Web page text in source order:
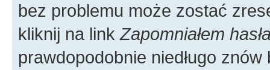
bez problemu może zostać
kliknij na linkZapomniałem
prawdopodobnie niedługo